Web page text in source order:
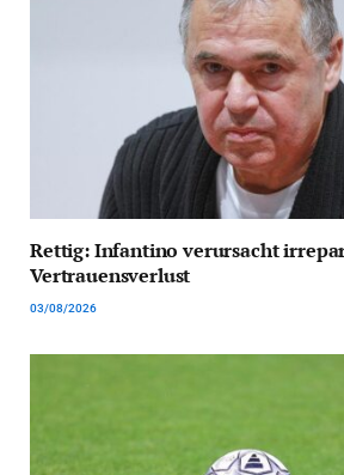
Rettig: Infantino verursacht
Vertrauensverlust
03/08/2026